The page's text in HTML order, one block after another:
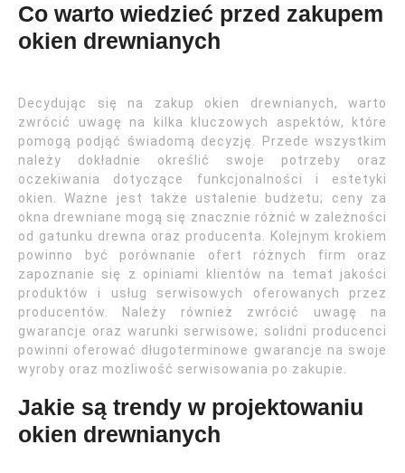
Co warto wiedzieć przed zakupem
okien drewnianych
Decydując się na zakup okien drewnianych, warto
zwrócić uwagę na kilka kluczowych aspektów, które
pomogą podjąć świadomą decyzję. Przede wszystkim
należy dokładnie określić swoje potrzeby oraz
oczekiwania dotyczące funkcjonalności i estetyki
okien. Ważne jest także ustalenie budżetu; ceny za
okna drewniane mogą się znacznie różnić w zależności
od gatunku drewna oraz producenta. Kolejnym krokiem
powinno być porównanie ofert różnych firm oraz
zapoznanie się z opiniami klientów na temat jakości
produktów i usług serwisowych oferowanych przez
producentów. Należy również zwrócić uwagę na
gwarancje oraz warunki serwisowe; solidni producenci
powinni oferować długoterminowe gwarancje na swoje
wyroby oraz możliwość serwisowania po zakupie.
Jakie są trendy w projektowaniu
okien drewnianych